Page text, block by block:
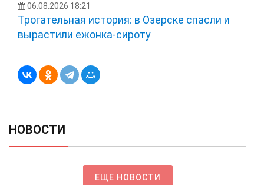
06.08.2026 18:21
Трогательная история: в Озерске спасли и
вырастили ежонка‑сироту
НОВОСТИ
ЕЩЕ НОВОСТИ